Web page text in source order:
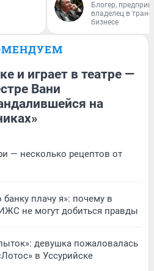
Блогер,
владелец в
бизнесе
и играет в театре —
Вани
на
— несколько рецептов от
плачу я»: почему в
не могут добиться правды
девушка пожаловалась
в Уссурийске